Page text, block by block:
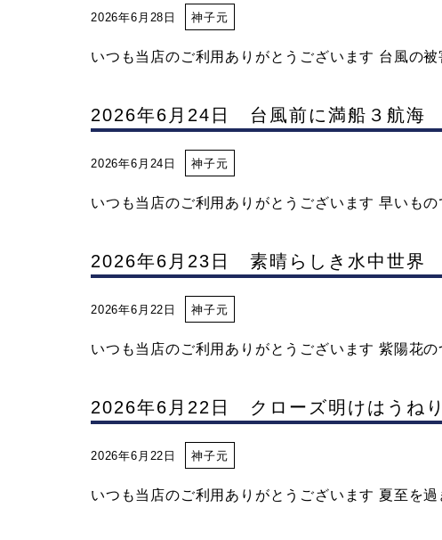
グ
ら
元
マ
リ
ン
サ
2026年6月28日 神子元
いつも当店のご利用ありがとうございます 台風の
2026年6月24日 台風前に満船３航海
2026年6月24日 神子元
いつも当店のご利用ありがとうございます 早いも
2026年6月23日 素晴らしき水中世界
2026年6月22日 神子元
いつも当店のご利用ありがとうございます 紫陽花
2026年6月22日 クローズ明けはうね
2026年6月22日 神子元
いつも当店のご利用ありがとうございます 夏至を